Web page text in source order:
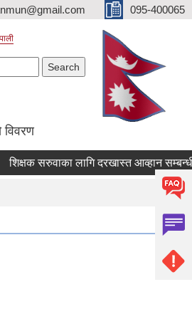
095-400065
विवरण
सरुवाका लागि दरखास्त आव्हान सम्बन्धी